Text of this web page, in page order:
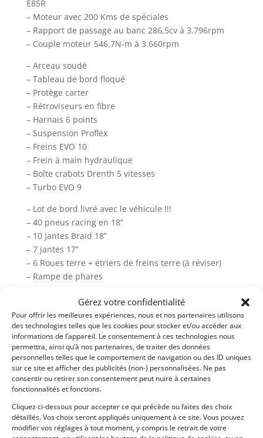
Gérez votre confidentialité
Pour offrir les meilleures expériences, nous et nos partenaires utilisons
des technologies telles que les cookies pour stocker et/ou accéder aux
informations de l’appareil. Le consentement à ces technologies nous
permettra, ainsi qu’à nos partenaires, de traiter des données
personnelles telles que le comportement de navigation ou des ID uniques
sur ce site et afficher des publicités (non-) personnalisées. Ne pas
consentir ou retirer son consentement peut nuire à certaines
fonctionnalités et fonctions.
Cliquez ci-dessous pour accepter ce qui précède ou faites des choix
détaillés. Vos choix seront appliqués uniquement à ce site. Vous pouvez
modifier vos réglages à tout moment, y compris le retrait de votre
E85R
– Moteur avec 200 Kms de spéciales
– Rapport de passage au banc 286,5cv à 3.796rpm
– Couple moteur 546,7N-m à 3.660rpm
– Arceau soudé
– Tableau de bord floqué
– Protège carter
– Rétroviseurs en fibre
– Harnais 6 points
– Suspension Proflex
– Freins EVO 10
– Frein à main hydraulique
– Boîte crabots Drenth 5 vitesses
– Turbo EVO 9
– Lot de bord livré avec le véhicule !!!
– 40 pneus racing en 18’’
– 10 Jantes Braid 18’’
– 7 jantes 17’’
– 6 Roues terre + étriers de freins terre (à réviser)
– Rampe de phares
pare-chocs av, freins , durites de turbo
Partager cette annonce
Passeports techniques